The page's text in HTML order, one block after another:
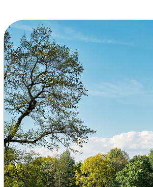
код для входа
в приложение:
partner32de4c48
Веб-версия
Телеграм-бот